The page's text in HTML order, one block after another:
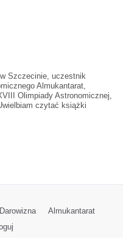
Szczecinie, uczestnik
Almukantarat,
Olimpiady Astronomicznej,
czytać książki
Darowizna
Almukantarat